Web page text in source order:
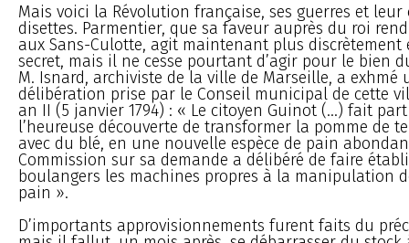
Mais voici la Révolution française, ses guerres et leur
disettes. Parmentier, que sa faveur auprès du roi
aux Sans-Culotte, agit maintenant plus discrètement
secret, mais il ne cesse pourtant d’agir pour le bien
M. Isnard, archiviste de la ville de Marseille, a exhmé
délibération prise par le Conseil municipal de cette
an II (5 janvier 1794) : « Le citoyen Guinot (...) fait
l’heureuse découverte de transformer la pomme de
avec du blé, en une nouvelle espèce de pain
Commission sur sa demande a délibéré de faire
boulangers les machines propres à la manipulation
pain ».
D’importants approvisionnements furent faits du